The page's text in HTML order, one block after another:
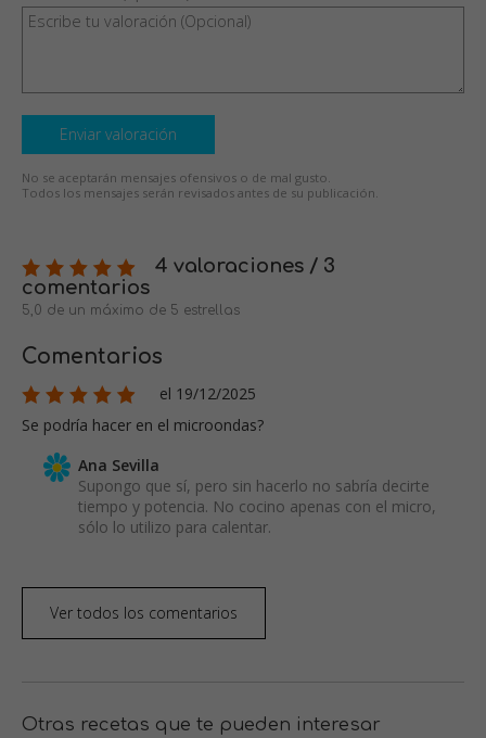
Enviar valoración
No se aceptarán mensajes ofensivos o de mal gusto.
Todos los mensajes serán revisados antes de su publicación.
4 valoraciones / 3
comentarios
5,0 de un máximo de 5 estrellas
Comentarios
el 19/12/2025
Se podría hacer en el microondas?
Ana Sevilla
Supongo que sí, pero sin hacerlo no sabría decirte
tiempo y potencia. No cocino apenas con el micro,
sólo lo utilizo para calentar.
Ver todos los comentarios
Otras recetas que te pueden interesar